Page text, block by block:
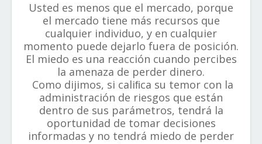
Usted es menos que el mercado, porque
el mercado tiene más recursos que
cualquier individuo, y en cualquier
momento puede dejarlo fuera de posición.
El miedo es una reacción cuando percibes
la amenaza de perder dinero.
Como dijimos, si caliﬁca su temor con la
administración de riesgos que están
dentro de sus parámetros, tendrá la
oportunidad de tomar decisiones
informadas y no tendrá miedo de perder